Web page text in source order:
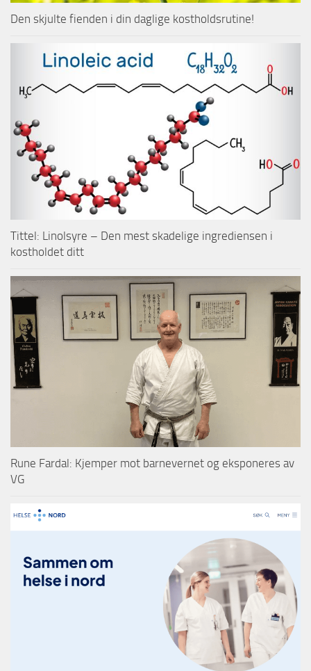
Den skjulte fienden i din daglige kostholdsrutine!
Tittel: Linolsyre – Den mest skadelige ingrediensen i
kostholdet ditt
Rune Fardal: Kjemper mot barnevernet og eksponeres av
VG